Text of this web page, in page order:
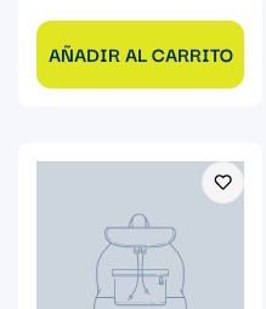
AÑADIR AL CARRITO